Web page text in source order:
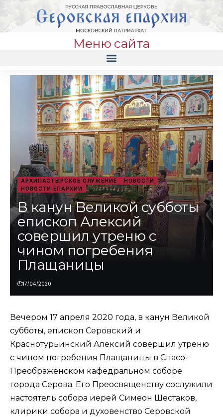
Меню сайта
АРХИПАСТЫРСКОЕ СЛУЖЕНИЕ
НОВОСТИ
НОВОСТИ ЕПАРХИИ
В канун Великой субботы
епископ Алексий
совершил утреню с
чином погребения
Плащаницы
17/04/2020
Вечером 17 апреля 2020 года, в канун Великой
субботы, епископ Серовский и
Краснотурьинский Алексий совершил утреню
с чином погребения Плащаницы в Спасо-
Преображенском кафедральном соборе
города Серова. Его Преосвященству сослужили
настоятель собора иерей Симеон Шестаков,
клирики собора и духовенство Серовской